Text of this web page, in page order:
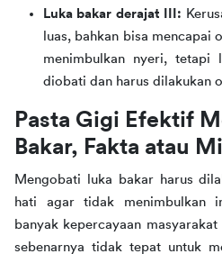
Luka bakar derajat III:
luas, bahkan bisa mencapai
menimbulkan nyeri,
diobati dan harus dilakukan
Pasta Gigi Efektif
Bakar, Fakta atau
Mengobati luka bakar harus
hati agar tidak menimbulkan
banyak kepercayaan
sebenarnya tidak tepat untuk